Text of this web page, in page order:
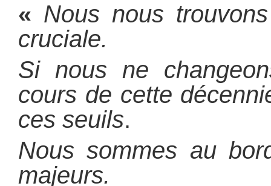
« Nous nous
cruciale.
Si nous ne
cours de cette
ces seuils.
Nous sommes au
majeurs.